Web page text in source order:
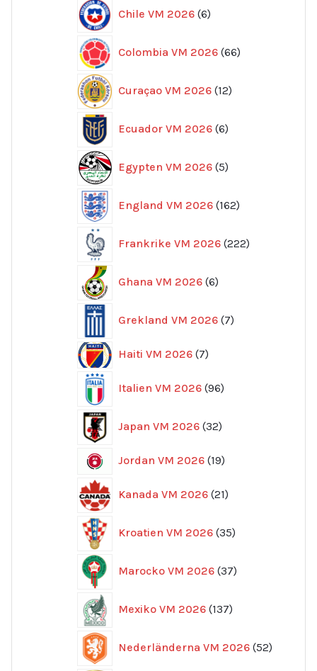
Chile VM 2026 6
produkter
Colombia VM 2026 66
produkter
Curaçao VM 2026 12
produkter
Ecuador VM 2026 6
produkter
Egypten VM 2026 5
produkter
England VM 2026 162
produkter
Frankrike VM 2026 222
produkter
Ghana VM 2026 6
produkter
Grekland VM 2026 7
produkter
Haiti VM 2026 77
Italien VM 2026 96
produkter
Japan VM 2026 32
produkter
Jordan VM 2026 1919
Kanada VM 2026 21
produkter
Kroatien VM 2026 35
produkter
Marocko VM 2026 37
produkter
Mexiko VM 2026 137
produkter
Nederländerna VM 2026 52